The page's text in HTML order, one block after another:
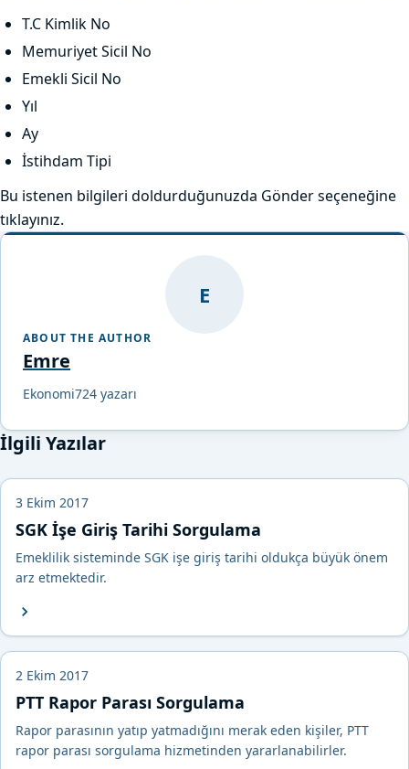
T.C Kimlik No
Memuriyet Sicil No
Emekli Sicil No
Yıl
Ay
İstihdam Tipi
Bu istenen bilgileri doldurduğunuzda Gönder seçeneğine
tıklayınız.
E
ABOUT THE AUTHOR
Emre
Ekonomi724 yazarı
İlgili Yazılar
3 Ekim 2017
SGK İşe Giriş Tarihi Sorgulama
Emeklilik sisteminde SGK işe giriş tarihi oldukça büyük önem
arz etmektedir.
2 Ekim 2017
PTT Rapor Parası Sorgulama
Rapor parasının yatıp yatmadığını merak eden kişiler, PTT
rapor parası sorgulama hizmetinden yararlanabilirler.